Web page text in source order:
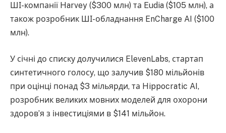
ШІ-компанії Harvey ($300 млн) та Eudia ($105 млн), а
також розробник ШІ-обладнання EnCharge AI ($100
млн).
У січні до списку долучилися ElevenLabs, стартап
синтетичного голосу, що залучив $180 мільйонів
при оцінці понад $3 мільярди, та Hippocratic AI,
розробник великих мовних моделей для охорони
здоров’я з інвестиціями в $141 мільйон.